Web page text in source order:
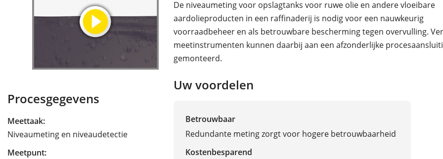
Procesgegevens
Meettaak:
Niveaumeting en niveaudetectie
Meetpunt:
De niveaumeting voor opslagtanks voor ruwe olie en andere vloeibare
aardolieproducten in een raffinaderij is nodig voor een nauwkeurig
voorraadbeheer en als betrouwbare bescherming tegen overvulling.
meetinstrumenten kunnen daarbij aan een afzonderlijke
gemonteerd.
Uw voordelen
Betrouwbaar
Redundante meting zorgt voor hogere betrouwbaarheid
Kostenbesparend